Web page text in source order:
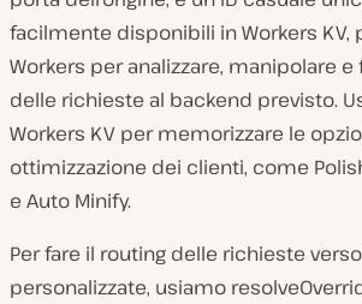
facilmente disponibili in Workers KV,
Workers per analizzare, manipolare e
delle richieste al backend previsto.
Workers KV per memorizzare le
ottimizzazione dei clienti, come
e Auto Minify.
Per fare il routing delle richieste
personalizzate, usiamo